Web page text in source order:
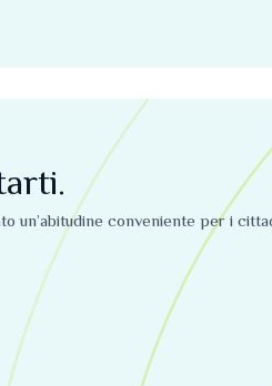
un’abitudine conveniente per i